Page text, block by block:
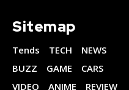
Sitemap
Tends TECH
NEWS
BUZZ
GAME
CARS
VIDEO
ANIME REVIEW